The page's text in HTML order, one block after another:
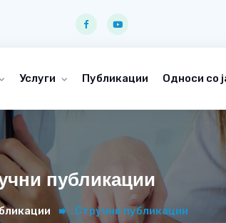
Услуги Публикации Односи со
публикации
Стручни публикации